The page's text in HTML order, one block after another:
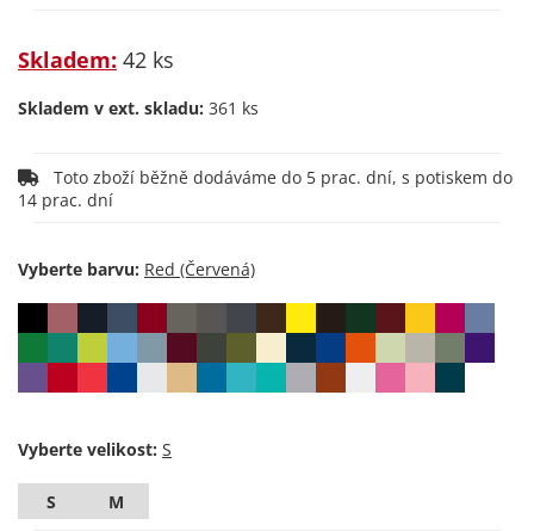
Skladem: 42 ks
Skladem v ext. skladu: 361 ks
14 prac. dní
Vyberte barvu:
Vyberte velikost:
S M